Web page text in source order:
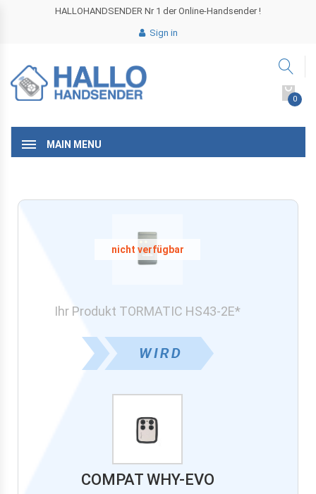
HALLOHANDSENDER Nr 1 der Online-Handsender !
Sign in
0
MAIN MENU
Ihr Produkt TORMATIC HS43-2E*
COMPAT WHY-EVO